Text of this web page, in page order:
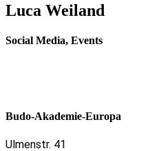
Luca Weiland
Social Media, Events
Budo-Akademie-Europa
Ulmenstr. 41